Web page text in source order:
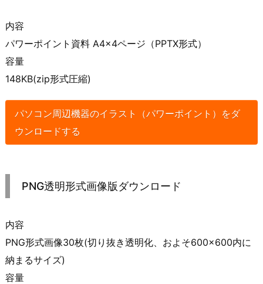
内容
パワーポイント資料 A4×4ページ（PPTX形式）
容量
148KB(zip形式圧縮)
パソコン周辺機器のイラスト（パワーポイント）をダ
ウンロードする
PNG透明形式画像版ダウンロード
内容
PNG形式画像30枚(切り抜き透明化、およそ600×600内に
納まるサイズ)
容量